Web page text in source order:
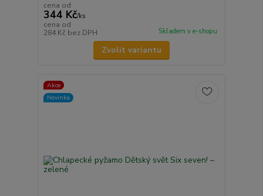
cena od
344 Kč/ks
cena od
284 Kč bez DPH Skladem v e-shopu
Zvolit variantu
Akce
Novinka